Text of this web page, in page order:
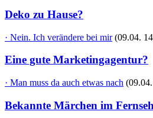
Deko zu Hause?
· Nein. Ich verändere bei mir (09.04.
Eine gute Marketingagentur?
· Man muss da auch etwas nach
Bekannte Märchen im